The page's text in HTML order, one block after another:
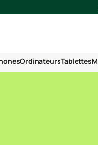
OrdinateursTablettes